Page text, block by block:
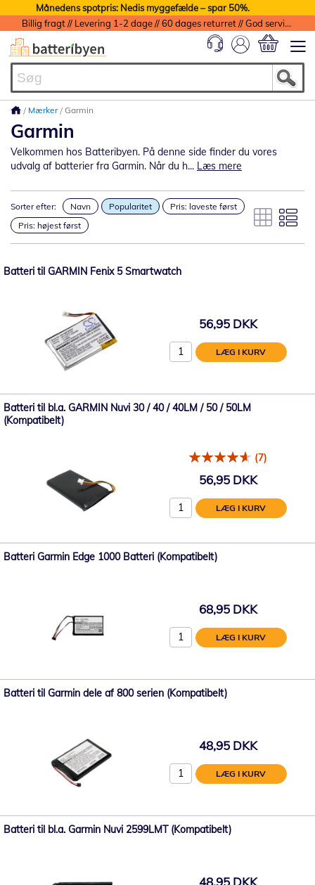
Månedens spotpris: Nedis myggefælde – spar 50%.
Billig fragt // Levering 1-2 dage // 60 dages returret // God service med garanti
Mærker Garmin
Garmin
Velkommen hos Batteribyen. På denne side finder du vores
udvalg af batterier fra Garmin. Når du h... Læs mere
Sorter efter: Navn Popularitet
Pris: laveste først
Pris: højest først
Batteri til GARMIN Fenix 5 Smartwatch
56,95 DKK
LÆG I KURV
Batteri til bl.a. GARMIN Nuvi 30 / 40 / 40LM / 50 / 50LM
(Kompatibelt)
(7)
56,95 DKK
LÆG I KURV
Batteri Garmin Edge 1000 Batteri (Kompatibelt)
68,95 DKK
LÆG I KURV
Batteri til Garmin dele af 800 serien (Kompatibelt)
48,95 DKK
LÆG I KURV
Batteri til bl.a. Garmin Nuvi 2599LMT (Kompatibelt)
48,95 DKK